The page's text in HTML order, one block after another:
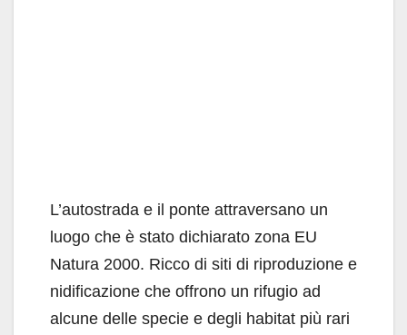
L’autostrada e il ponte attraversano un
luogo che è stato dichiarato zona EU
Natura 2000. Ricco di siti di riproduzione e
nidificazione che offrono un rifugio ad
alcune delle specie e degli habitat più rari